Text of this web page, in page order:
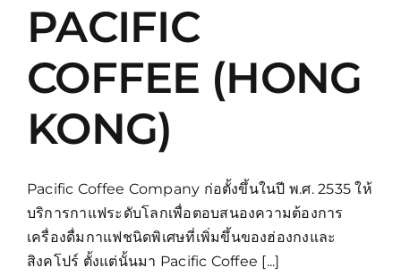
PACIFIC
COFFEE (HONG
KONG)
Pacific Coffee Company ก่อตั้งขึ้นในปี พ.ศ. 2535 ให้
บริการกาแฟระดับโลกเพื่อตอบสนองความต้องการ
เครื่องดื่มกาแฟชนิดพิเศษที่เพิ่มขึ้นของฮ่องกงและ
สิงคโปร์ ตั้งแต่นั้นมา Pacific Coffee [...]